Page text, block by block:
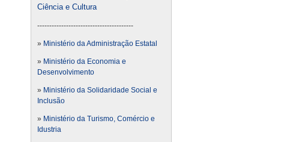
Ciência e Cultura
----------------------------------------
» Ministério da Administração Estatal
» Ministério da Economia e
Desenvolvimento
» Ministério da Solidaridade Social e
Inclusão
» Ministério da Turismo, Comércio e
Idustria